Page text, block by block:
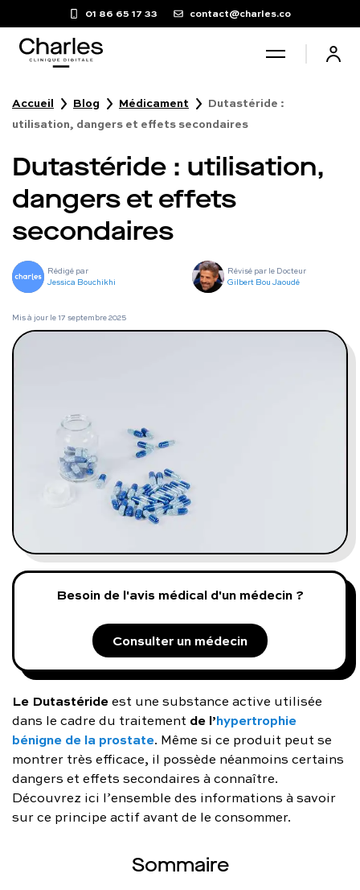
01 86 65 17 33 contact@charles.co
Santé sexuelle
Poids
Troubles du sommeil
Fertilité masculine
Chute de cheveux
Comment ça marche ?
Notre approche médicale
Prenez soin de vous :
Vous avez des questions :
FAQ complète
01 86 65 17 33
contact@charles.co
Accueil Blog Médicament
Dutastéride :
utilisation, dangers et effets secondaires
Dutastéride : utilisation,
dangers et effets
secondaires
Rédigé par
Jessica Bouchikhi
Révisé par le Docteur
Gilbert Bou Jaoudé
Mis à jour le17 septembre 2025
Besoin de l'avis médical d'un médecin ?
Consulter un médecin
Le Dutastérideest une substance active utilisée
dans le cadre du traitement de l’hypertrophie
bénigne de la prostate. Même si ce produit peut se
montrer très efficace, il possède néanmoins certains
dangers et effets secondaires à connaître.
Découvrez ici l’ensemble des informations à savoir
sur ce principe actif avant de le consommer.
Sommaire